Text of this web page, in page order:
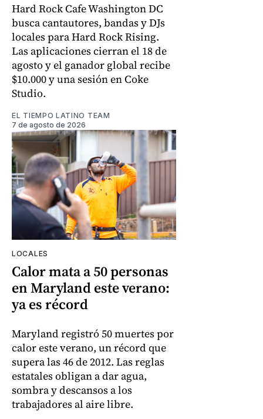
Hard Rock Cafe Washington DC
busca cantautores, bandas y DJs
locales para Hard Rock Rising.
Las aplicaciones cierran el 18 de
agosto y el ganador global recibe
$10.000 y una sesión en Coke
Studio.
EL TIEMPO LATINO TEAM
7 de agosto de 2026
LOCALES
Calor mata a 50 personas
en Maryland este verano:
ya es récord
Maryland registró 50 muertes por
calor este verano, un récord que
supera las 46 de 2012. Las reglas
estatales obligan a dar agua,
sombra y descansos a los
trabajadores al aire libre.